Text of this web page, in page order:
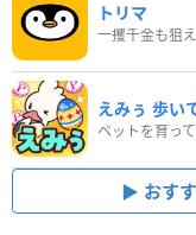
トリマ
一攫千金も狙
えみぅ 歩い
おす